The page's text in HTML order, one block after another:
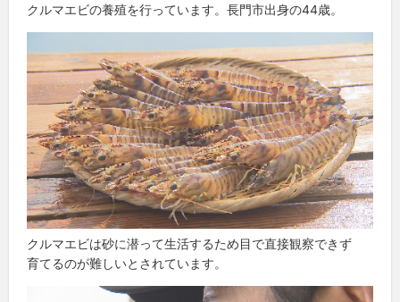
クルマエビの養殖を行っています。長門市出身の44歳。
クルマエビは砂に潜って生活するため目で直接観察できず
育てるのが難しいとされています。